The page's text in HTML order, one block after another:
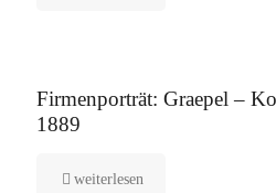
Firmenporträt: Graepel –
1889
weiterlesen